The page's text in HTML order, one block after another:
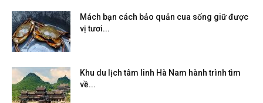
Mách bạn cách bảo quản cua sống giữ được
vị tươi...
Khu du lịch tâm linh Hà Nam hành trình tìm
về...